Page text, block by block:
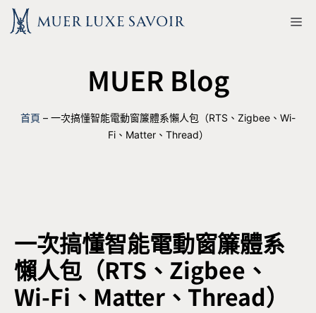
至
MUER Blog
首頁 – 一次搞懂智能電動窗簾體系懶人包（RTS、Zigbee、Wi-
Fi、Matter、Thread）
一次搞懂智能電動窗簾體系
懶人包（RTS、Zigbee、
Wi-Fi、Matter、Thread）